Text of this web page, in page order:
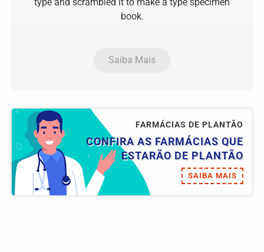
book.
Saiba Mais
FARMÁCIAS DE PLANTÃO
CONFIRA AS FARMÁCIAS QUE
ESTARÃO DE PLANTÃO
SAIBA MAIS